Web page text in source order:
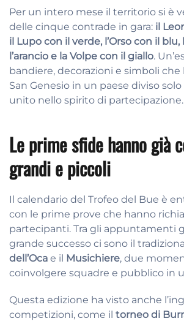
Per un intero mese il territorio si è
delle cinque contrade in gara: il
il Lupo con il verde, l’Orso con il blu,
l’arancio e la Volpe con il giallo.
bandiere, decorazioni e simboli
San Genesio in un paese diviso
unito nello spirito di partecipazione.
Le prime sfide hanno già
grandi e piccoli
Il calendario del Trofeo del Bue è
con le prime prove che hanno
partecipanti. Tra gli appuntamenti
grande successo ci sono il
dell’Oca e il Musichiere, due
coinvolgere squadre e pubblico in
Questa edizione ha visto anche
competizioni, come il torneo di